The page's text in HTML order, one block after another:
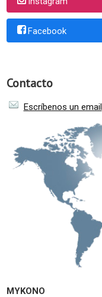
Facebook
Contacto
Escríbenos un email
MYKONO